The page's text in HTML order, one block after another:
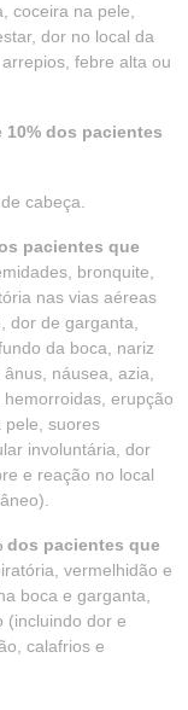
coceira na pele,
dor no local da
febre alta ou
10% dos pacientes
cabeça.
pacientes que
bronquite,
nas vias aéreas
dor de garganta,
da boca, nariz
náusea, azia,
erupção
pele, suores
involuntária, dor
e reação no local
dos pacientes que
vermelhidão e
boca e garganta,
(incluindo dor e
calafrios e